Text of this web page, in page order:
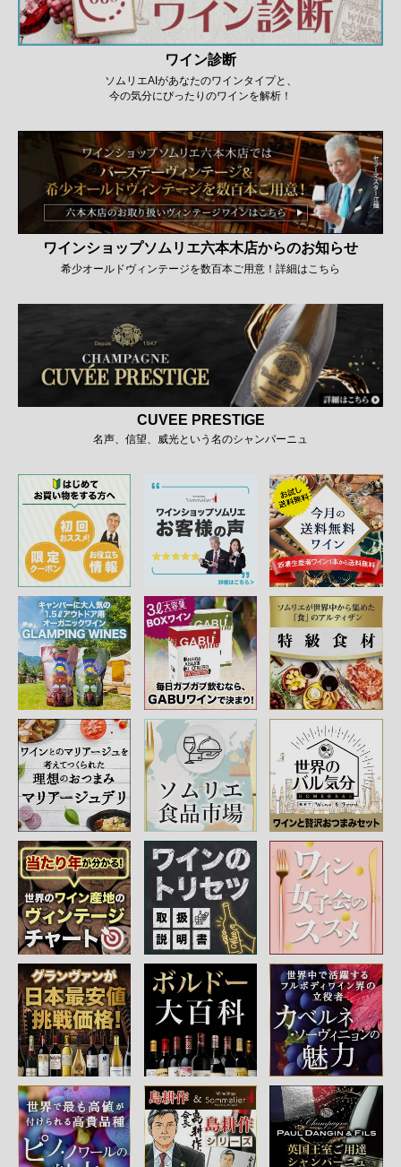
ワイン診断
ソムリエAIがあなたのワインタイプと、
今の気分にぴったりのワインを解析！
ワインショップソムリエ六本木店からのお知らせ
希少オールドヴィンテージを数百本ご用意！詳細はこちら
CUVEE PRESTIGE
名声、信望、威光という名のシャンパーニュ